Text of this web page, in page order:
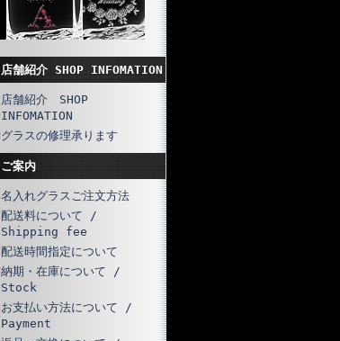
店舗紹介 SHOP INFOMATION
店舗紹介 SHOP
INFOMATION
グラスの修理承ります
ご案内
名入れグラスご注文方法
配送料について /
Shipping fee
配送時間指定について
納期・在庫について /
Stock
お支払い方法について /
Payment